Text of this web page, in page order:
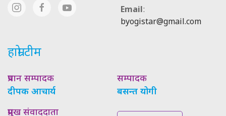
Email:
byogistar@gmail.com
हाम्रो टीम
प्रधान सम्पादक
दीपक आचार्य
सम्पादक
बसन्त योगी
प्रमुख संवाददाता